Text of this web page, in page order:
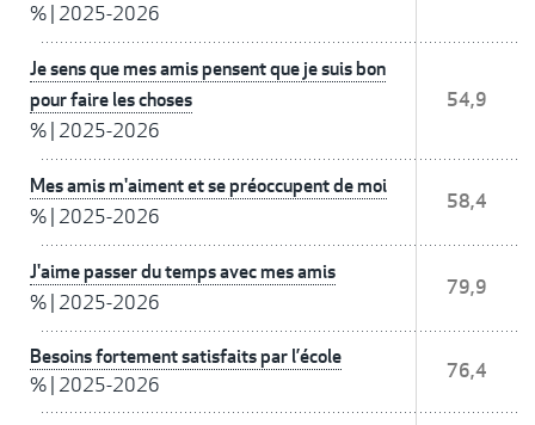
% 2025-2026
Je sens que mes amis pensent que je suis bon
pour faire les choses
% 2025-2026
54,9
Mes amis m'aiment et se préoccupent de moi
% 2025-2026
58,4
J'aime passer du temps avec mes amis
% 2025-2026
79,9
Besoins fortement satisfaits par l’école
% 2025-2026
76,4